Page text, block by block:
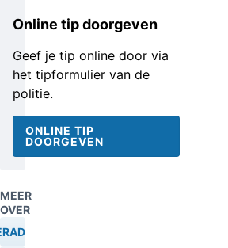
Online tip doorgeven
Geef je tip online door via
het tipformulier van de
politie.
ONLINE TIP
DOORGEVEN
MEER
OVER